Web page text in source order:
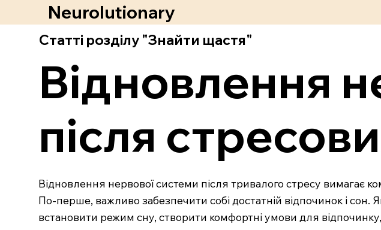
Neurolutionary
Статті розділу "Знайти щастя"
Відновлення
після
Відновлення нервової системи після тривалого стресу вимагає
По-перше, важливо забезпечити собі достатній відпочинок і
встановити режим сну, створити комфортні умови для